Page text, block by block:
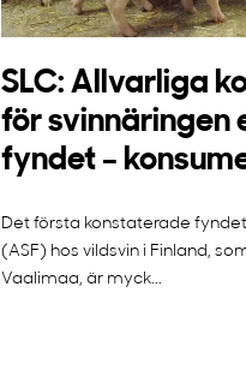
SLC: Allvarliga
för svinnäringen
fyndet –
Det första konstaterade
(ASF) hos vildsvin i Finland,
Vaalimaa, är myck...